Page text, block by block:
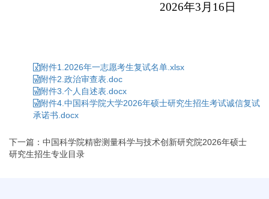
2026年3月16日
附件1.2026年一志愿考生复试名单.xlsx
附件2.政治审查表.doc
附件3.个人自述表.docx
附件4.中国科学院大学2026年硕士研究生招生考试诚信复试
承诺书.docx
下一篇：中国科学院精密测量科学与技术创新研究院2026年硕士
研究生招生专业目录